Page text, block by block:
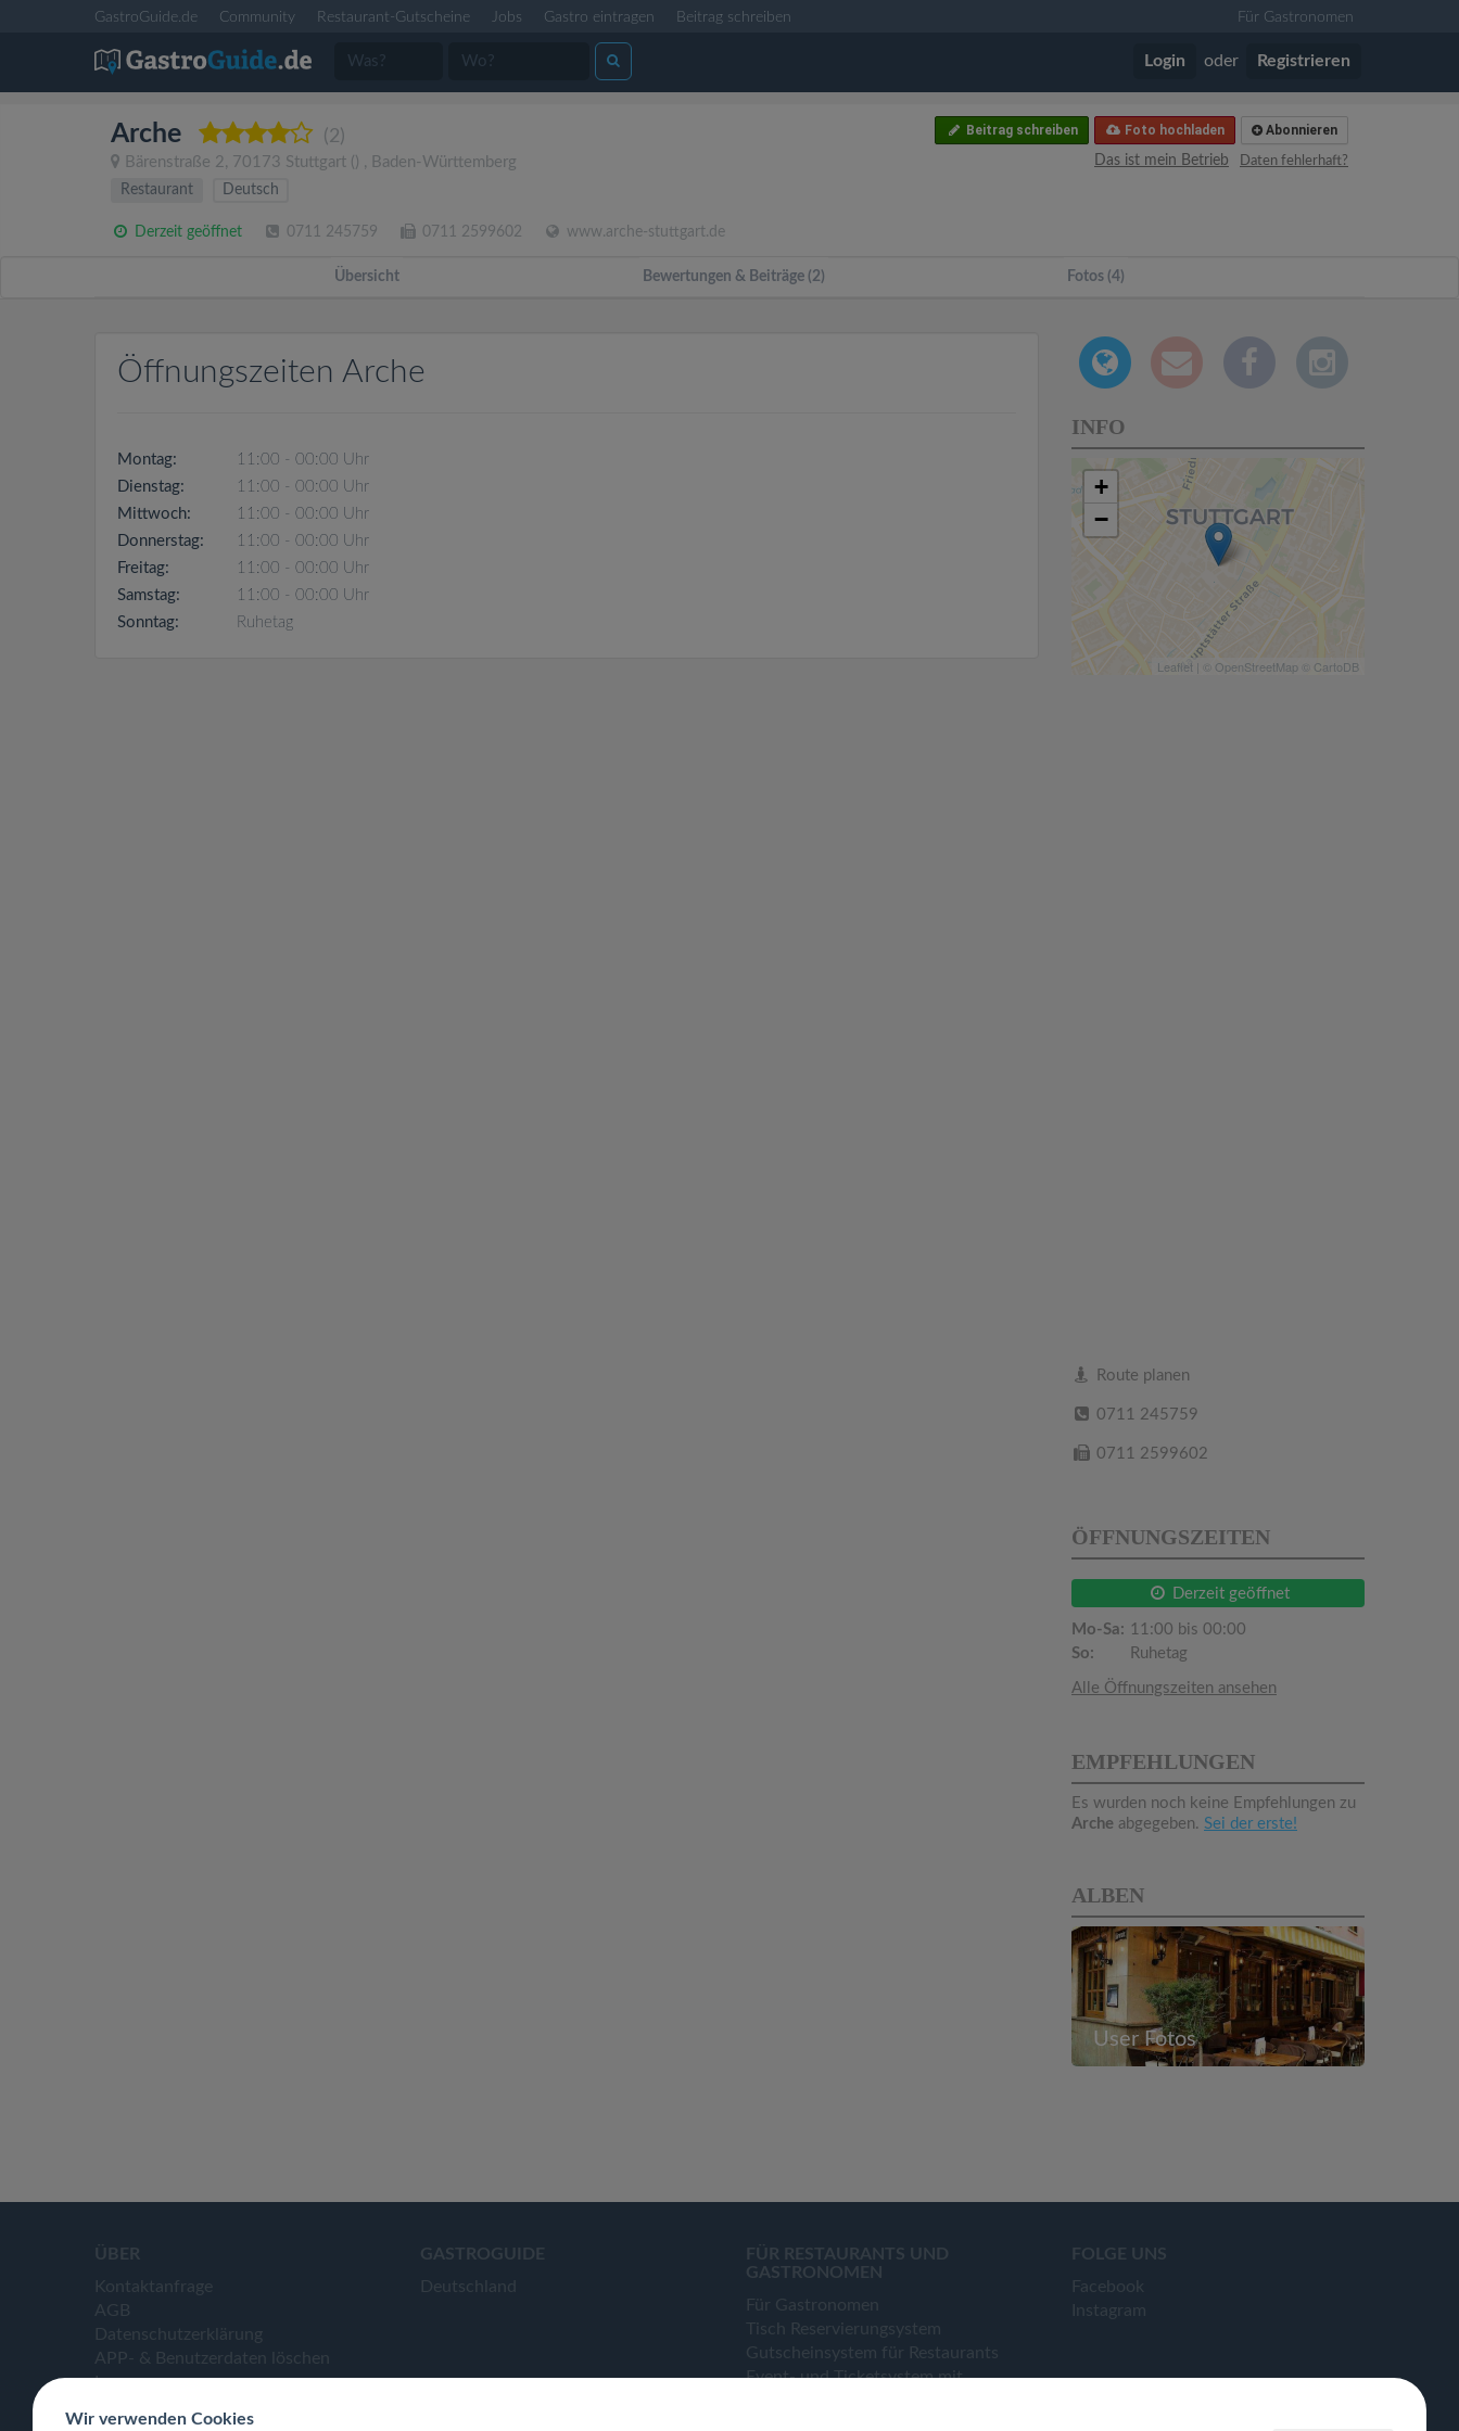
GastroGuide.de Community Restaurant-Gutscheine Jobs Gastro eintragen Beitrag schreiben Für Gastronomen
Login oder Registrieren
Arche (2)
Bärenstraße 2, 70173 Stuttgart () , Baden-Württemberg
Abonnieren
Foto hochladen
Beitrag schreiben
Daten fehlerhaft?
Das ist mein Betrieb
Restaurant
Deutsch
Derzeit geöffnet 0711 245759 0711 2599602 www.arche-stuttgart.de
Übersicht Bewertungen & Beiträge (2) Fotos (4)
Öffnungszeiten Arche
Montag:
11:00 - 00:00 Uhr
Dienstag:
11:00 - 00:00 Uhr
Mittwoch:
11:00 - 00:00 Uhr
Donnerstag:
11:00 - 00:00 Uhr
Freitag:
11:00 - 00:00 Uhr
Samstag:
11:00 - 00:00 Uhr
Sonntag:
Ruhetag
INFO
+
−
Leaflet | © OpenStreetMap © CartoDB
Route planen
0711 245759
0711 2599602
ÖFFNUNGSZEITEN
Derzeit geöffnet
Mo-Sa: 11:00 bis 00:00
So:
Ruhetag
Alle Öffnungszeiten ansehen
EMPFEHLUNGEN
Es wurden noch keine Empfehlungen zu
Arche abgegeben. Sei der erste!
ALBEN
User Fotos
ÜBER
Kontaktanfrage
AGB
Datenschutzerklärung
APP- & Benutzerdaten löschen
Impressum
GASTROGUIDE
Deutschland
FÜR RESTAURANTS UND
GASTRONOMEN
Für Gastronomen
Tisch Reservierungsystem
Gutscheinsystem für Restaurants
Event- und Ticketsystem mit
FOLGE UNS
Facebook
Instagram
Wir verwenden Cookies